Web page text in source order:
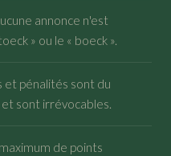
annonce n'est
» ou le « boeck ».
et pénalités sont du
sont irrévocables.
de points